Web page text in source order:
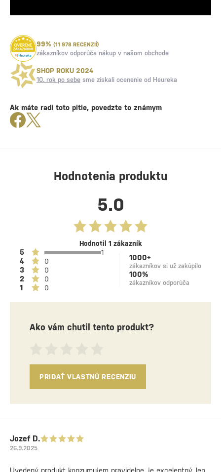
Hodnotenia produktu
5.0
Hodnotil 1 zákazník
1 0
2 0
3 0
4 0
5 1
1000+
zákazníkov si už zakúpilo
100%
zákazníkov odporúča
Jozef D.
26.9.2025
Uvedený produkt konzumujem pravidelne, je excelentný, len
Ako vám chutil tento produkt?
PRIDAŤ VLASTNÚ RECENZIU
99% (11 978 RECENZIÍ)
zákazníkov odporúča nákup v našom obchode
SHOP ROKU 2024
10. rok po sebe sme získali ocenenie od Heureka
Ak máte radi toto pitie, povedzte to známym